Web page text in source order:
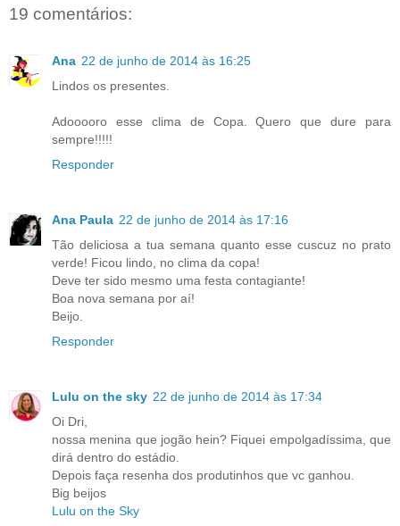
19 comentários:
Ana 22 de junho de 2014 às 16:25
Lindos os presentes.
Adooooro esse clima de Copa. Quero que dure para
sempre!!!!!
Responder
Ana Paula 22 de junho de 2014 às 17:16
Tão deliciosa a tua semana quanto esse cuscuz no prato
verde! Ficou lindo, no clima da copa!
Deve ter sido mesmo uma festa contagiante!
Boa nova semana por aí!
Beijo.
Responder
Lulu on the sky 22 de junho de 2014 às 17:34
Oi Dri,
nossa menina que jogão hein? Fiquei empolgadíssima, que
dirá dentro do estádio.
Depois faça resenha dos produtinhos que vc ganhou.
Big beijos
Lulu on the Sky